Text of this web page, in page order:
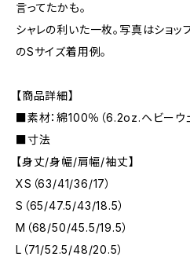
言ってたかも。
シャレの利いた一枚。写真はショッ
のSサイズ着用例。
【商品詳細】
■素材：綿100％（6.2oz.ヘビーウェ
■寸法
【身丈/身幅/肩幅/袖丈】
XS（63/41/36/17）
S（65/47.5/43/18.5）
M（68/50/45.5/19.5）
L（71/52.5/48/20.5）